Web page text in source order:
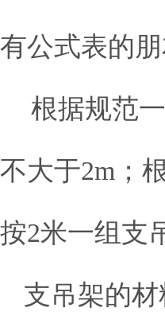
有公式表的
根据规范
不大于2m；
按2米一组支
支吊架的